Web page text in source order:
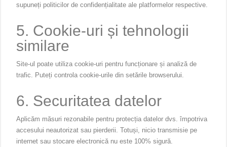
supuneți politicilor de confidențialitate ale platformelor respective.
5. Cookie-uri și tehnologii
similare
Site-ul poate utiliza cookie-uri pentru funcționare și analiză de
trafic. Puteți controla cookie-urile din setările browserului.
6. Securitatea datelor
Aplicăm măsuri rezonabile pentru protecția datelor dvs. împotriva
accesului neautorizat sau pierderii. Totuși, nicio transmisie pe
internet sau stocare electronică nu este 100% sigură.